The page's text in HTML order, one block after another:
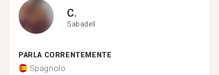
C.
Sabadell
PARLA CORRENTEMENTE
Spagnolo